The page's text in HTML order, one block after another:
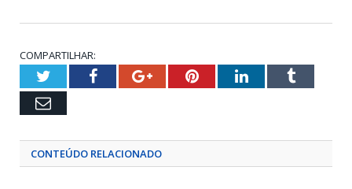
COMPARTILHAR:
TwitterFacebookGoogle+PinterestLinkedInTumblr
Email
CONTEÚDO RELACIONADO